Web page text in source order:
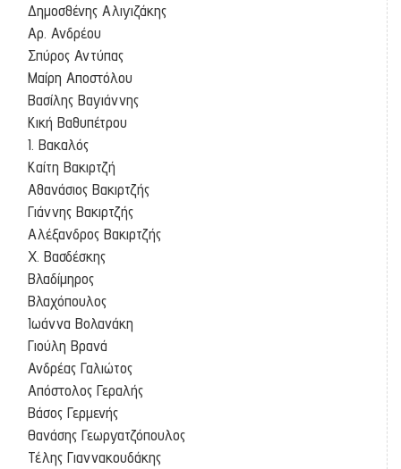
Δημοσθένης Αλιγιζάκης
Αρ. Ανδρέου
Σπύρος Αντύπας
Μαίρη Αποστόλου
Βασίλης Βαγιάννης
Κική Βαθυπέτρου
Ι. Βακαλός
Καίτη Βακιρτζή
Αθανάσιος Βακιρτζής
Γιάννης Βακιρτζής
Αλέξανδρος Βακιρτζής
Χ. Βασδέσκης
Βλαδίμηρος
Βλαχόπουλος
Ιωάννα Βολανάκη
Γιούλη Βρανά
Ανδρέας Γαλιώτος
Απόστολος Γεραλής
Βάσος Γερμενής
Θανάσης Γεωργατζόπουλος
Τέλης Γιαννακουδάκης